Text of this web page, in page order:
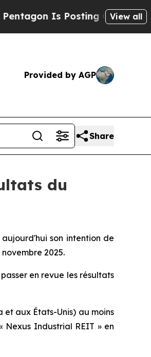
Is Posting CrypticView all
Provided by AGP
Share
du
aujourd'hui son intention de
2025.
en revue les résultats
et aux États-Unis) au moins
Industrial REIT » en